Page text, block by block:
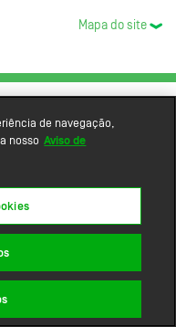
Mapa do site
de navegação,
nosso Aviso de